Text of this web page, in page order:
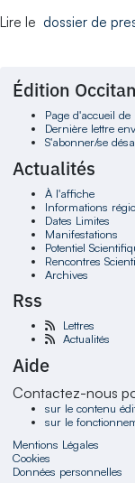
Lire le dossier de
Édition
Page d'accueil
Dernière lettre
S'abonner/se
Actualités
À l'affiche
Informations
Dates Limites
Manifestations
Potentiel
Rencontres
Archives
Rss
Lettres
Actualités
Aide
Contactez-nous
sur le contenu
sur le
Mentions Légales
Cookies
Données personnelles